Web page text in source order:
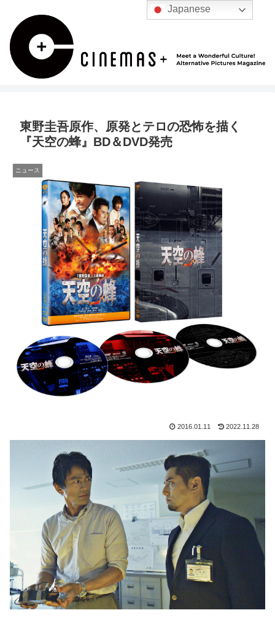
東野圭吾原作、原発とテロの恐怖を描く
『天空の蜂』BD＆DVD発売
ニュース
2016.01.11 2022.11.28
Japanese